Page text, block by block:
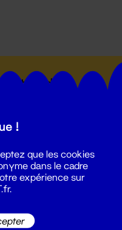
du
!
que les cookies
dans le cadre
expérience sur